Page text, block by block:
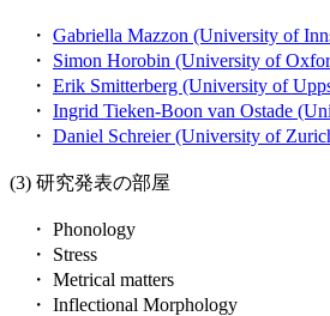
・ Gabriella Mazzon (University of
・ Simon Horobin (University of
・ Erik Smitterberg (University of
・ Ingrid Tieken-Boon van Ostade
・ Daniel Schreier (University of
(3) 研究発表の部屋
・ Phonology
・ Stress
・ Metrical matters
・ Inflectional Morphology